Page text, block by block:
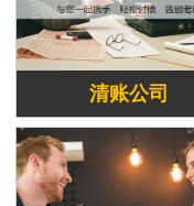
清账公司